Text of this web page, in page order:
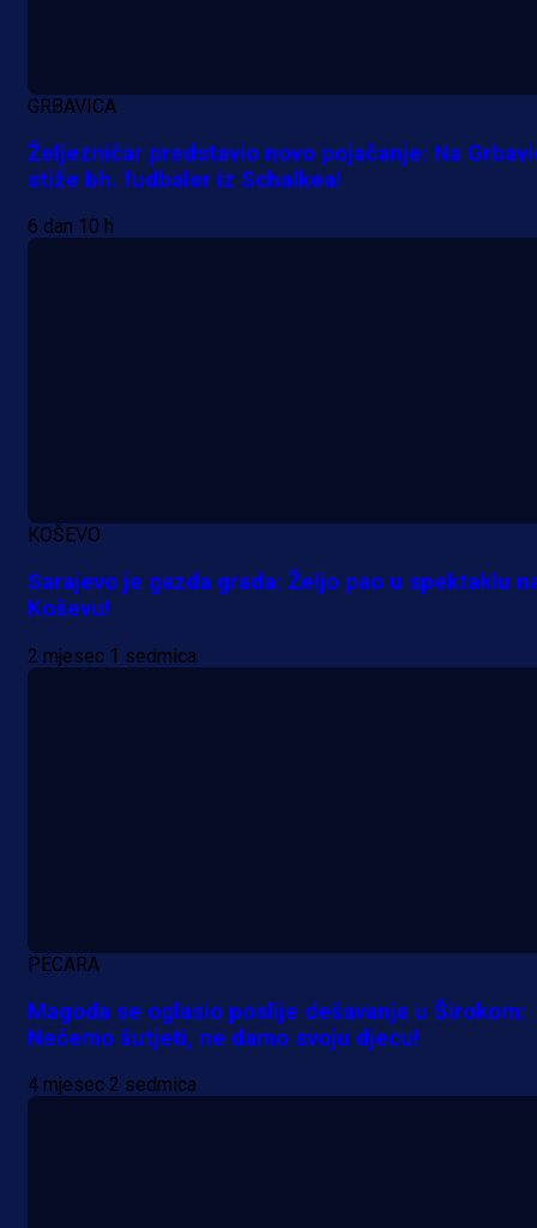
Premijer liga BiH
Grbavica se prisjetila Izeta
GRBAVICA
Željezničar predstavio novo pojačanje: Na
stiže bh. fudbaler iz Schalkea!
6 dan 10 h
KOŠEVO
Sarajevo je gazda grada: Željo pao u spektaklu
Koševu!
2 mjesec 1 sedmica
PECARA
Magoda se oglasio poslije dešavanja u Širokom:
Nećemo šutjeti, ne damo svoju djecu!
4 mjesec 2 sedmica